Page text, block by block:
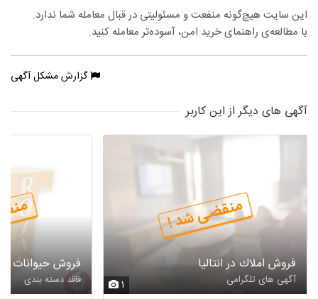
این سایت هیچ‌گونه منفعت و مسئولیتی در قبال معامله شما ندارد.
با مطالعه‌ی راهنمای خرید امن، آسوده‌تر معامله کنید.
گزارش مشکل آگهی
آگهی های دیگر از این کاربر
1
منقضی شد !
فروش املاك در انتاليا
آگهی های تلگرامی
فروش حیوانات
فاقد دسته بندی